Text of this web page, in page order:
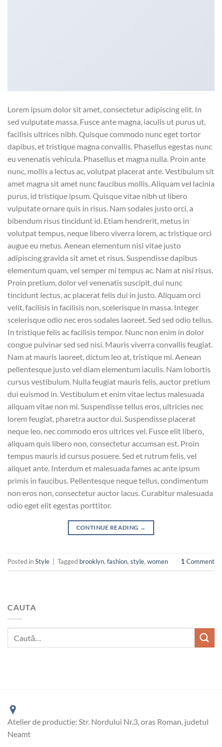
Lorem ipsum dolor sit amet, consectetur adipiscing elit. In
sed vulputate massa. Fusce ante magna, iaculis ut purus ut,
facilisis ultrices nibh. Quisque commodo nunc eget tortor
dapibus, et tristique magna convallis. Phasellus egestas nunc
eu venenatis vehicula. Phasellus et magna nulla. Proin ante
nunc, mollis a lectus ac, volutpat placerat ante. Vestibulum sit
amet magna sit amet nunc faucibus mollis. Aliquam vel lacinia
purus, id tristique ipsum. Quisque vitae nibh ut libero
vulputate ornare quis in risus. Nam sodales justo orci, a
bibendum risus tincidunt id. Etiam hendrerit, metus in
volutpat tempus, neque libero viverra lorem, ac tristique orci
augue eu metus. Aenean elementum nisi vitae justo
adipiscing gravida sit amet et risus. Suspendisse dapibus
elementum quam, vel semper mi tempus ac. Nam at nisi risus.
Proin pretium, dolor vel venenatis suscipit, dui nunc
tincidunt lectus, ac placerat felis dui in justo. Aliquam orci
velit, facilisis in facilisis non, scelerisque in massa. Integer
scelerisque odio nec eros sodales laoreet. Sed sed odio tellus.
In tristique felis ac facilisis tempor. Nunc non enim in dolor
congue pulvinar sed sed nisi. Mauris viverra convallis feugiat.
Nam at mauris laoreet, dictum leo at, tristique mi. Aenean
pellentesque justo vel diam elementum iaculis. Nam lobortis
cursus vestibulum. Nulla feugiat mauris felis, auctor pretium
dui euismod in. Vestibulum et enim vitae lectus malesuada
aliquam vitae non mi. Suspendisse tellus eros, ultricies nec
lorem feugiat, pharetra auctor dui. Suspendisse placerat
neque leo, nec commodo eros ultrices vel. Fusce elit libero,
aliquam quis libero non, consectetur accumsan est. Proin
tempus mauris id cursus posuere. Sed et rutrum felis, vel
aliquet ante. Interdum et malesuada fames ac ante ipsum
primis in faucibus. Pellentesque neque tellus, condimentum
non eros non, consectetur auctor lacus. Curabitur malesuada
odio eget elit egestas porttitor.
CONTINUE READING →
Posted inStyle Tagged brooklyn, fashion, style, women 1 Comment
CAUTA
Atelier de productie: Str. Nordului Nr.3, oras Roman, judetul
Neamt